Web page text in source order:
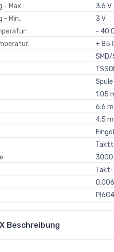
- Max.:
3.6 V
- Min.:
3 V
- 40
+ 85
SMD/
Spule
1.05
6.6
4.5
3000
Takt-
Beschreibung